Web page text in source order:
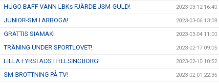
HUGO BAFF VANN LBKs FJÄRDE JSM-GULD! 2023-03-12 16:40
JUNIOR-SM I ARBOGA! 2023-03-06 13:08
GRATTIS SIAMAK! 2023-03-04 11:00
TRÄNING UNDER SPORTLOVET! 2023-02-17 09:05
LILLA FYRSTADS I HELSINGBORG! 2023-02-10 10:52
SM-BROTTNING PÅ TV! 2023-02-01 22:36